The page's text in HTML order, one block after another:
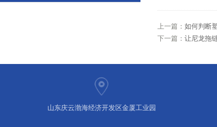
上一篇： 如何判断
下一篇： 让尼龙拖
山东庆云渤海经济开发区金厦工业园